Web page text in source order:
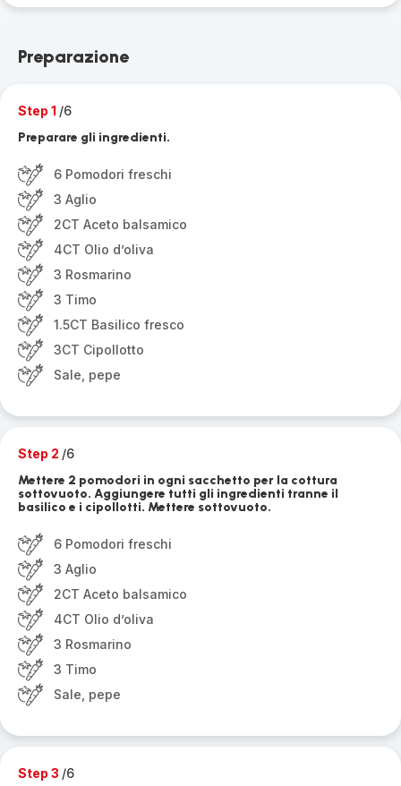
Preparazione
Step 1 /6
Preparare gli ingredienti.
6 Pomodori freschi
3 Aglio
2CT Aceto balsamico
4CT Olio d’oliva
3 Rosmarino
3 Timo
1.5CT Basilico fresco
3CT Cipollotto
Sale, pepe
Step 2 /6
Mettere 2 pomodori in ogni sacchetto per la cottura
sottovuoto. Aggiungere tutti gli ingredienti tranne il
basilico e i cipollotti. Mettere sottovuoto.
6 Pomodori freschi
3 Aglio
2CT Aceto balsamico
4CT Olio d’oliva
3 Rosmarino
3 Timo
Sale, pepe
Step 3 /6